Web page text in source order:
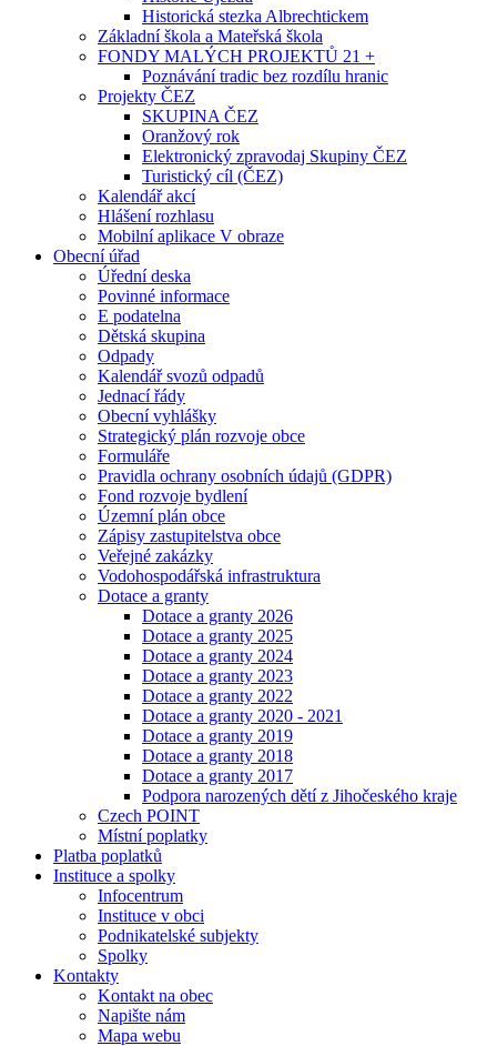
Historická stezka Albrechtickem
Základní škola a Mateřská škola
FONDY MALÝCH PROJEKTŮ 21 +
Poznávání tradic bez rozdílu hranic
Projekty ČEZ
SKUPINA ČEZ
Oranžový rok
Elektronický zpravodaj Skupiny ČEZ
Turistický cíl (ČEZ)
Kalendář akcí
Hlášení rozhlasu
Mobilní aplikace V obraze
Obecní úřad
Úřední deska
Povinné informace
E podatelna
Dětská skupina
Odpady
Kalendář svozů odpadů
Jednací řády
Obecní vyhlášky
Strategický plán rozvoje obce
Formuláře
Pravidla ochrany osobních údajů (GDPR)
Fond rozvoje bydlení
Územní plán obce
Zápisy zastupitelstva obce
Veřejné zakázky
Vodohospodářská infrastruktura
Dotace a granty
Dotace a granty 2026
Dotace a granty 2025
Dotace a granty 2024
Dotace a granty 2023
Dotace a granty 2022
Dotace a granty 2020 - 2021
Dotace a granty 2019
Dotace a granty 2018
Dotace a granty 2017
Podpora narozených dětí z Jihočeského kraje
Czech POINT
Místní poplatky
Platba poplatků
Instituce a spolky
Infocentrum
Instituce v obci
Podnikatelské subjekty
Spolky
Kontakty
Kontakt na obec
Napište nám
Mapa webu